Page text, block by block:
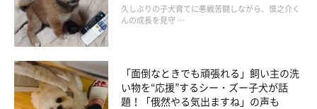
久しぶりの子犬育てに悪戦苦闘しながら、慎之介く
んの成長を見守 …
「面倒なときでも頑張れる」飼い主の洗
い物を“応援”するシー・ズー子犬が話
題！「俄然やる気出ますね」の声も